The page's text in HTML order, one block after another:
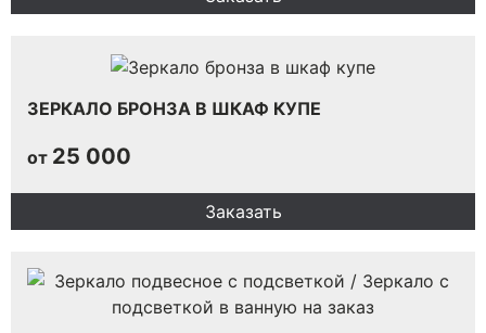
ЗЕРКАЛО БРОНЗА В ШКАФ КУПЕ
от 25 000
Заказать